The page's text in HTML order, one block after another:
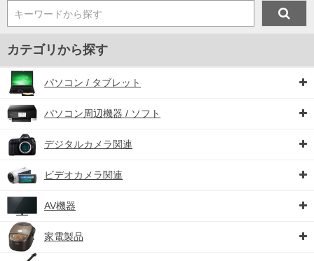
キーワードから探す
カテゴリから探す
パソコン / タブレット
パソコン周辺機器 / ソフト
デジタルカメラ関連
ビデオカメラ関連
AV機器
家電製品